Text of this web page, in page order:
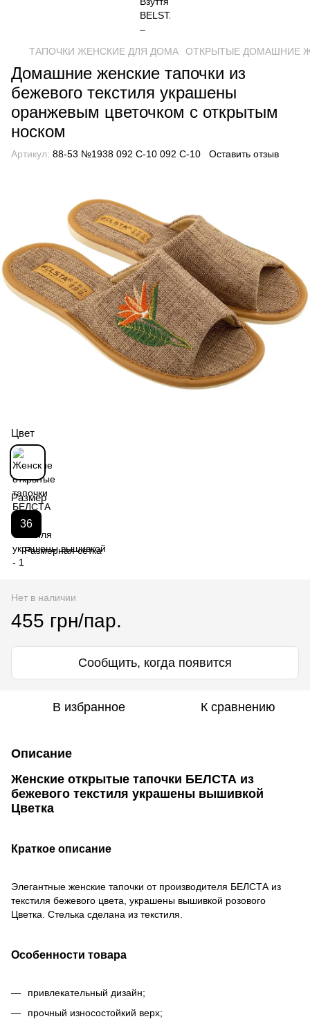
ТАПОЧКИ ЖЕНСКИЕ ДЛЯ ДОМА ОТКРЫТЫЕ ДОМАШНИЕ
Домашние женские тапочки из
бежевого текстиля украшены
оранжевым цветочком с открытым
носком
Артикул: 88-53 №1938 092 С-10 092 С-10 Оставить отзыв
Цвет
Размер
36
Размерная сетка
Нет в наличии
455 грн/пар.
Сообщить, когда появится
В избранное К сравнению
Описание
Женские открытые тапочки БЕЛСТА из
бежевого текстиля украшены вышивкой
Цветка
Краткое описание
Элегантные женские тапочки от производителя БЕЛСТА из
текстиля бежевого цвета, украшены вышивкой розового
Цветка. Стелька сделана из текстиля.
Особенности товара
привлекательный дизайн;
прочный износостойкий верх;